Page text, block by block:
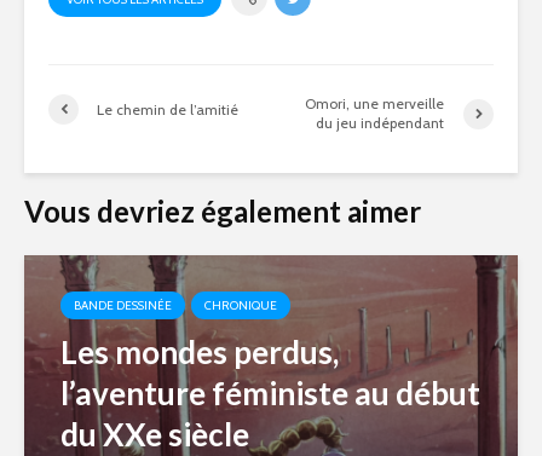
Le chemin de l’amitié
Omori, une merveille
du jeu indépendant
Vous devriez également aimer
BANDE DESSINÉE CHRONIQUE
Les mondes perdus,
l’aventure féministe au début
du XXe siècle